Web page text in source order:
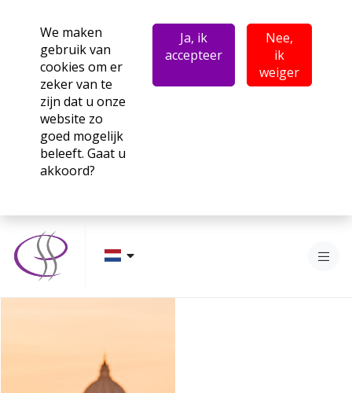
We maken
gebruik van
cookies om er
zeker van te
zijn dat u onze
website zo
goed mogelijk
beleeft. Gaat u
akkoord?
Ja, ik
accepteer
Nee,
ik
weiger